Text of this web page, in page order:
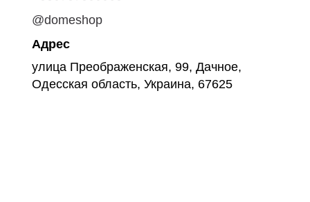
@domeshop
Адрес
улица Преображенская, 99, Дачное,
Одесская область, Украина, 67625